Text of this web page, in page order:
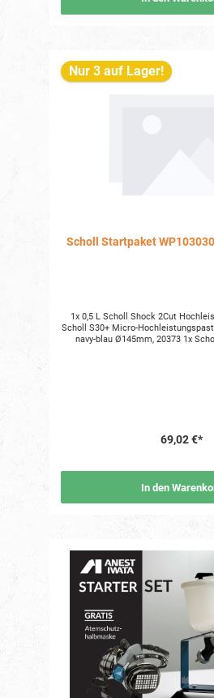
Nur 3 auf Lager!
Scholl Startpaket
1x 0,5 L Scholl Shock 2Cut
Scholl S30+ Micro-
navy-blau Ø145mm, 20373 1x
69,02 €*
In den